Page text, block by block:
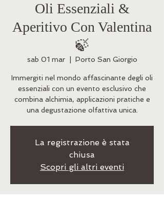
Oli Essenziali &
Aperitivo Con Valentina
🍃
sab 01 mar
  |
Porto San Giorgio
Immergiti nel mondo affascinante degli oli
essenziali con un evento esclusivo che
combina alchimia, applicazioni pratiche e
una degustazione olfattiva unica.
La registrazione è stata
chiusa
Scopri gli altri eventi